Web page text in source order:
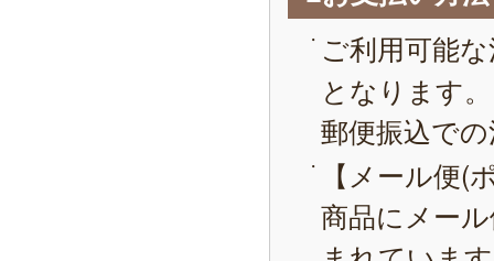
ご利用可能
となります。
郵便振込で
【メール便(
商品にメー